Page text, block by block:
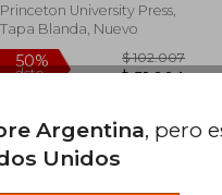
50%
dcto. $
Princeton University Press,
Tapa Blanda, Nuevo
Argentina, pero
Unidos